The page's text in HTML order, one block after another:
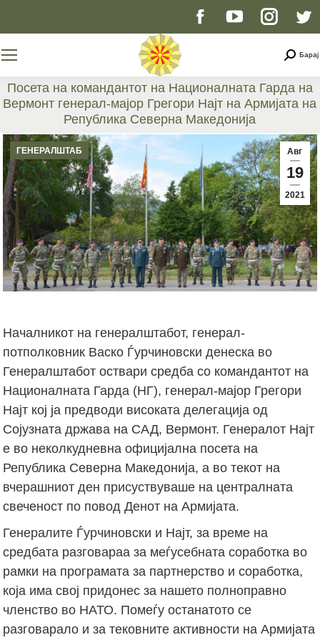
Facebook
opens
in
window
YouTube
opens
in
new
window
page
opens
new
window
Барај
Посета на командантот на Националната Гарда на
Вермонт генерал-мајор Грегори Најт на Армијата на
Република Северна Македонија
You are here:
Авг
19
2021
ГЕНЕРАЛШТАБ
Началникот на генералштабот, генерал-
потполковник Васко Ѓурчиновски денеска во
Генералштабот оствари средба со командантот на
Националната Гарда (НГ), генерал-мајор Грегори
Најт кој ја предводи високата делегација од
Сојузната држава на САД, Вермонт. Генералот Најт
е во неколкудневна официјална посета на
Република Северна Македонија, а во текот на
вчерашниот ден присуствуваше на централната
свеченост по повод Денот на Армијата.
Генералите Ѓурчиновски и Најт, за време на
средбата разговараа за меѓусебната соработка во
рамки на програмата за партнерство и соработка,
која има свој придонес за нашето полноправно
членство во НАТО. Помеѓу останатото се
разговарало и за тековните активности на Армијата